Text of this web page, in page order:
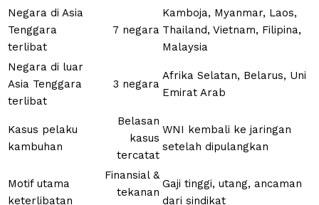
Negara di Asia
Tenggara
terlibat
7 negara
Kamboja, Myanmar, Laos,
Thailand, Vietnam, Filipina,
Malaysia
Negara di luar
Asia Tenggara
terlibat
3 negara
Afrika Selatan, Belarus, Uni
Emirat Arab
Kasus pelaku
kambuhan
Belasan
kasus
tercatat
WNI kembali ke jaringan
setelah dipulangkan
Motif utama
keterlibatan
Finansial &
tekanan
Gaji tinggi, utang, ancaman
dari sindikat